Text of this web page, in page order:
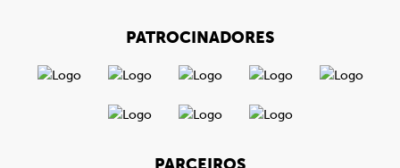
PATROCINADORES